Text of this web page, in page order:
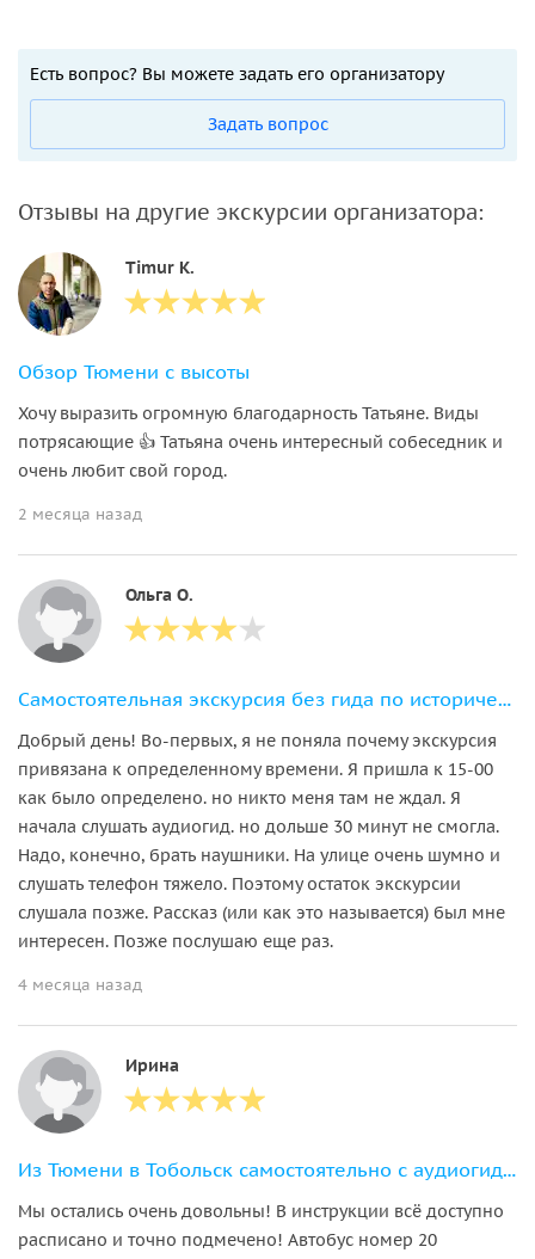
Есть вопрос? Вы можете задать его организатору
Задать вопрос
Отзывы на другие экскурсии организатора:
Timur K.
Обзор Тюмени с высоты
Хочу выразить огромную благодарность Татьяне. Виды
потрясающие 👍 Татьяна очень интересный собеседник и
очень любит свой город.
2 месяца назад
Ольга О.
Самостоятельная экскурсия без гида по исторической Тюмени (с аудиогидом)
Добрый день! Во-первых, я не поняла почему экскурсия
привязана к определенному времени. Я пришла к 15-00
как было определено. но никто меня там не ждал. Я
начала слушать аудиогид. но дольше 30 минут не смогла.
Надо, конечно, брать наушники. На улице очень шумно и
слушать телефон тяжело. Поэтому остаток экскурсии
слушала позже. Рассказ (или как это называется) был мне
интересен. Позже послушаю еще раз.
4 месяца назад
Ирина
Из Тюмени в Тобольск самостоятельно с аудиогидом (экскурсия без гида)
Мы остались очень довольны! В инструкции всё доступно
расписано и точно подмечено! Автобус номер 20